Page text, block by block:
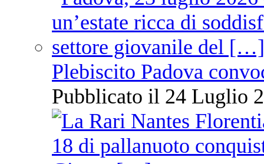
Plebiscito Padova
Pubblicato il 24 Luglio